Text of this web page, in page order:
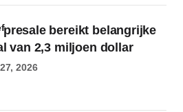
presale bereikt belangrijke
van 2,3 miljoen dollar
2026